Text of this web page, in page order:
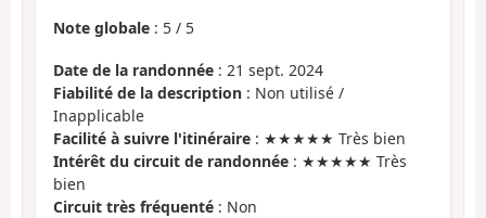
Note globale : 5 / 5
Date de la randonnée : 21 sept. 2024
Fiabilité de la description : Non utilisé /
Inapplicable
Facilité à suivre l'itinéraire : ★★★★★ Très bien
Intérêt du circuit de randonnée : ★★★★★ Très
bien
Circuit très fréquenté : Non